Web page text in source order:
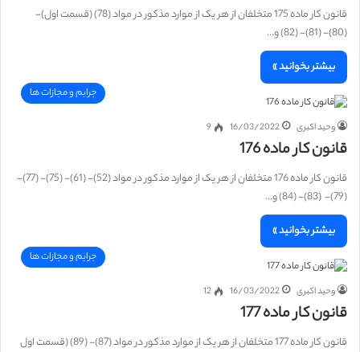
قانون کار ماده 175 متخلفان از هر یک از موارد مذکور در مواد (78) (قسمت اول)-
(80)- (81)- (82) و…
بیشتر بخوانید »
جرایم و مجازات ها
وحید اکبری 16/03/2022
9
قانون کار ماده 176
قانون کار ماده 176 متخلفان از هر یک از موارد مذکور در مواد (52)- (61)- (75)- (77)-
(79)- (83)- (84) و…
بیشتر بخوانید »
جرایم و مجازات ها
وحید اکبری 16/03/2022
12
قانون کار ماده 177
قانون کار ماده 177 متخلفان از هر یک از موارد مذکور در مواد (87)- (89) (قسمت اول